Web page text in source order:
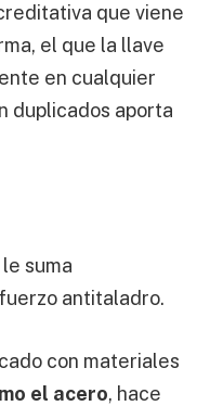
que viene
el que la llave
en cualquier
duplicados aporta
suma
antitaladro.
con materiales
el acero, hace